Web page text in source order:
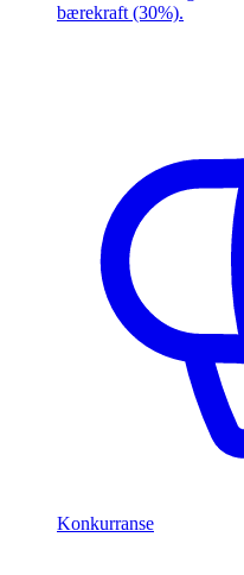
bærekraft (30%).
Konkurranse